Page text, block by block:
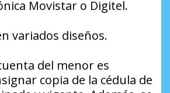
Movistar o Digitel.
diseños.
del menor es
copia de la cédula de